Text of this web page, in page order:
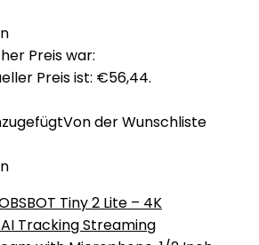
Preis war:
Preis ist: €56,44.
Von der Wunschliste